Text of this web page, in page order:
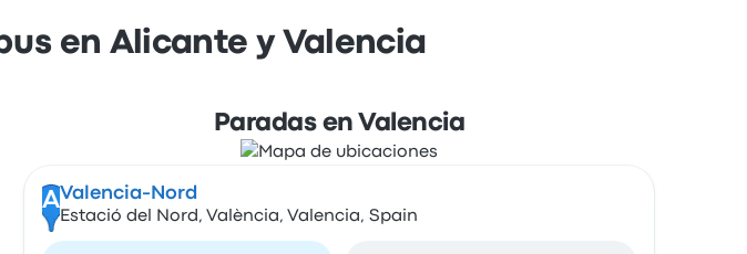
en Alicante y Valencia
Paradas en Valencia
AValencia-Nord
Estació del Nord, València, Valencia, Spain